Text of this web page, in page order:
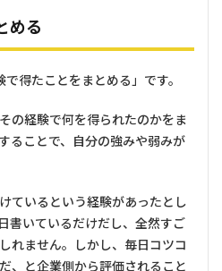
める
得たことをまとめる」です。
の経験で何を得られたのかをま
ることで、自分の強みや弱みが
ているという経験があったとし
書いているだけだし、全然すご
れません。しかし、毎日コツコ
、と企業側から評価されること